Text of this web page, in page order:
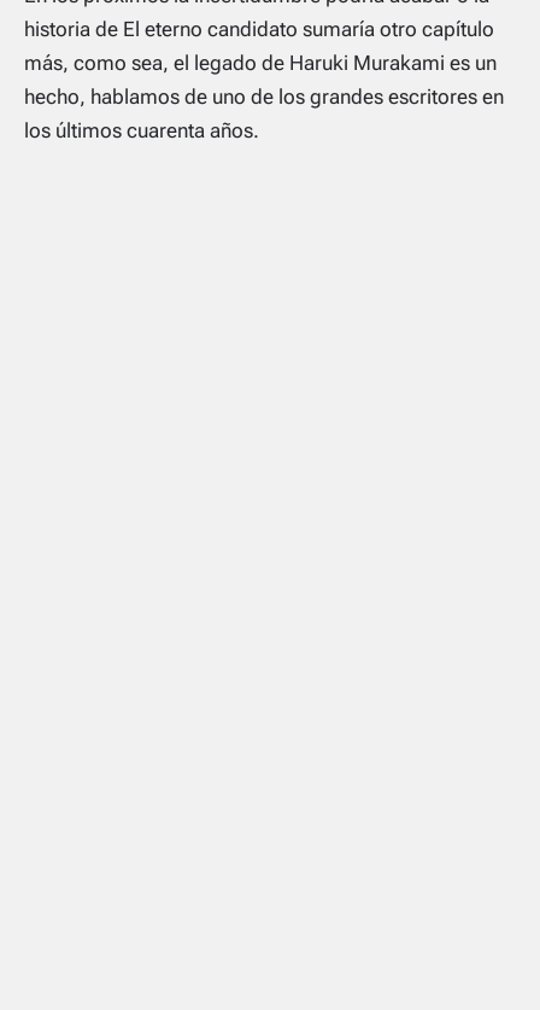
historia de El eterno candidato sumaría otro capítulo
más, como sea, el legado de Haruki Murakami es un
hecho, hablamos de uno de los grandes escritores en
los últimos cuarenta años.